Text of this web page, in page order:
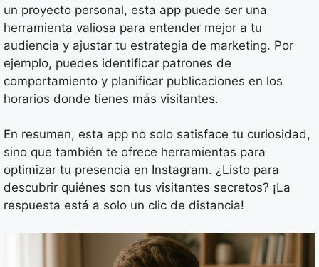
un proyecto personal, esta app puede ser una
herramienta valiosa para entender mejor a tu
audiencia y ajustar tu estrategia de marketing. Por
ejemplo, puedes identificar patrones de
comportamiento y planificar publicaciones en los
horarios donde tienes más visitantes.
En resumen, esta app no solo satisface tu curiosidad,
sino que también te ofrece herramientas para
optimizar tu presencia en Instagram. ¿Listo para
descubrir quiénes son tus visitantes secretos? ¡La
respuesta está a solo un clic de distancia!